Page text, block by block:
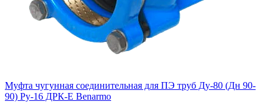
Муфта чугунная соединительная для ПЭ труб Ду-80 (Дн 90-
90) Ру-16 ДРК-Е Benarmo